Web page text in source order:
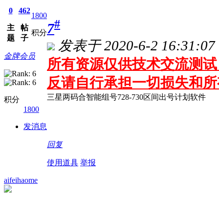
0
主
题
462
帖
子
1800
积分
金牌会员
积分
1800
发消息
7#
发表于 2020-6-2 16:31:07
所有资源仅供技术交流测
反请自行承担一切损失和
三星两码合智能组号728-730区间出号计划软件
回复
使用道具 举报
aifeihaome